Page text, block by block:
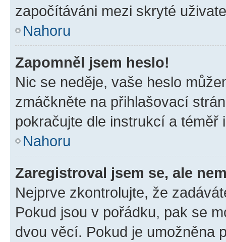
započítáváni mezi skryté
Nahoru
Zapomněl jsem heslo!
Nic se neděje, vaše heslo
zmáčkněte na přihlašovací
pokračujte dle instrukcí a téměř
Nahoru
Zaregistroval jsem se, ale
Nejprve zkontrolujte, že
Pokud jsou v pořádku, pak se
dvou věcí. Pokud je umožněna